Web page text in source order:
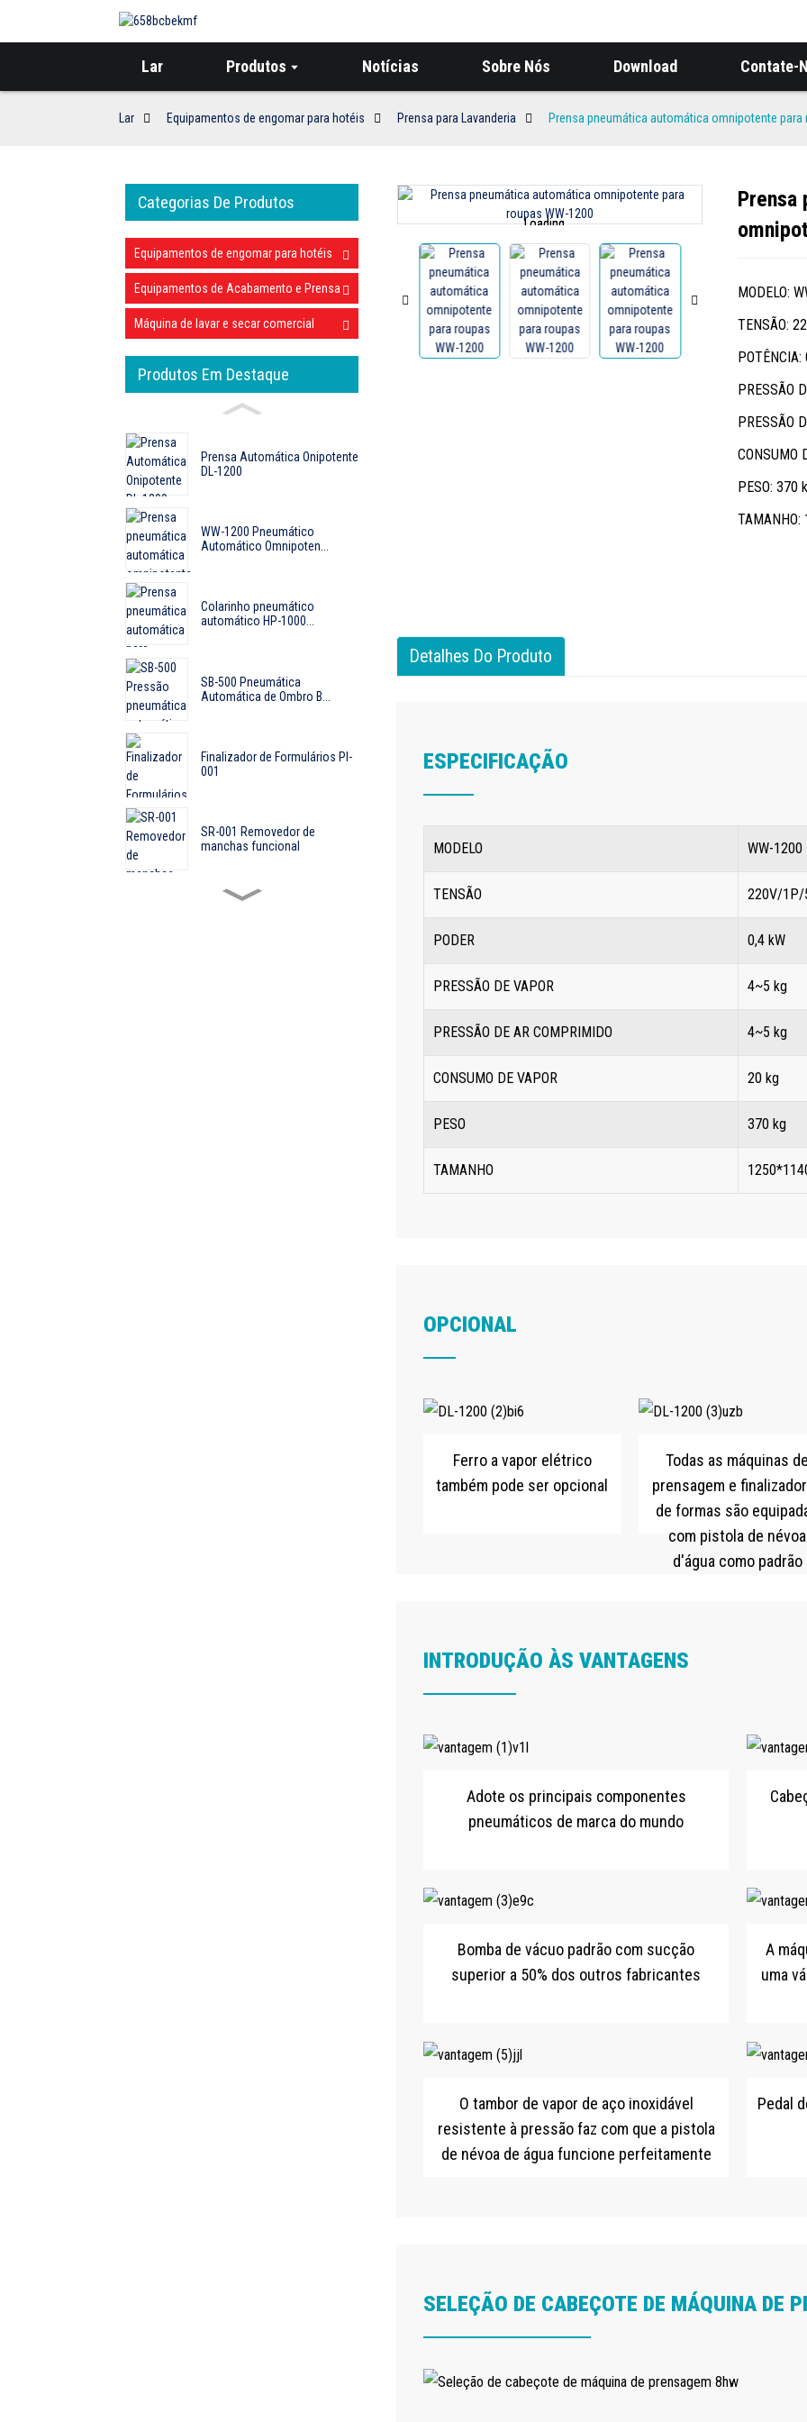
Lar Produtos Notícias Sobre Nós Download Contate-
Lar Equipamentos de engomar para hotéis Prensa para Lavanderia Prensa pneumática automática omnipotente para
Categorias De Produtos
Equipamentos de engomar para hotéis
Equipamentos de Acabamento e Prensa
Máquina de lavar e secar comercial
Produtos Em Destaque
Prensa Automática Onipotente
DL-1200
WW-1200 Pneumático
Automático Omnipoten...
Colarinho pneumático
automático HP-1000...
SB-500 Pneumática
Automática de Ombro B...
Finalizador de Formulários PI-
001
SR-001 Removedor de
manchas funcional
Loading...
Loading... Loading...
Loading...
Prensa
MODELO:
TENSÃO:
POTÊNCIA:
PRESSÃO
PRESSÃO
CONSUMO
PESO: 370
Detalhes Do Produto
ESPECIFICAÇÃO
MODELO WW-1200
TENSÃO 220V/1P/
PODER 0,4 kW
PRESSÃO DE VAPOR 4~5 kg
PRESSÃO DE AR ​​COMPRIMIDO 4~5 kg
CONSUMO DE VAPOR 20 kg
PESO 370 kg
TAMANHO
OPCIONAL
Ferro a vapor elétrico
também pode ser opcional
Todas as máquinas de
prensagem e
de formas são
com pistola de névoa
d'água como padrão
INTRODUÇÃO ÀS VANTAGENS
Adote os principais componentes
pneumáticos de marca do mundo
Bomba de vácuo padrão com sucção
superior a 50% dos outros fabricantes
A
uma
O tambor de vapor de aço inoxidável
resistente à pressão faz com que a pistola
de névoa de água funcione perfeitamente
Pedal
SELEÇÃO DE CABEÇOTE DE MÁQUINA DE